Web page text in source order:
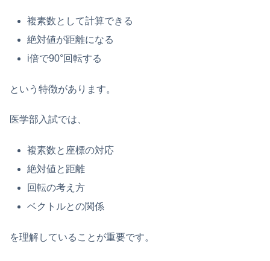
複素数として計算できる
絶対値が距離になる
i倍で90°回転する
という特徴があります。
医学部入試では、
複素数と座標の対応
絶対値と距離
回転の考え方
ベクトルとの関係
を理解していることが重要です。